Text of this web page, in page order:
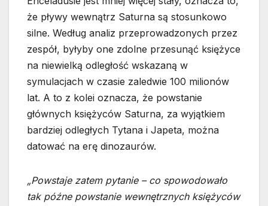
że pływy wewnątrz Saturna są stosunkowo
silne. Według analiz przeprowadzonych przez
zespół, byłyby one zdolne przesunąć księżyce
na niewielką odległość wskazaną w
symulacjach w czasie zaledwie 100 milionów
lat. A to z kolei oznacza, że powstanie
głównych księżyców Saturna, za wyjątkiem
bardziej odległych Tytana i Japeta, można
datować na erę dinozaurów.
„Powstaje zatem pytanie – co spowodowało
tak późne powstanie wewnętrznych księżyców